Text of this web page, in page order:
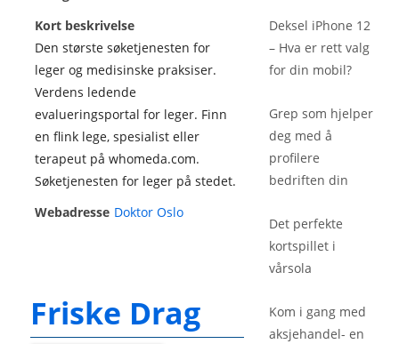
Kort beskrivelse
Den største søketjenesten for
leger og medisinske praksiser.
Verdens ledende
evalueringsportal for leger. Finn
en flink lege, spesialist eller
terapeut på whomeda.com.
Søketjenesten for leger på stedet.
Webadresse Doktor Oslo
Friske Drag
Deksel iPhone 12
– Hva er rett valg
for din mobil?
Grep som hjelper
deg med å
profilere
bedriften din
Det perfekte
kortspillet i
vårsola
Kom i gang med
aksjehandel- en